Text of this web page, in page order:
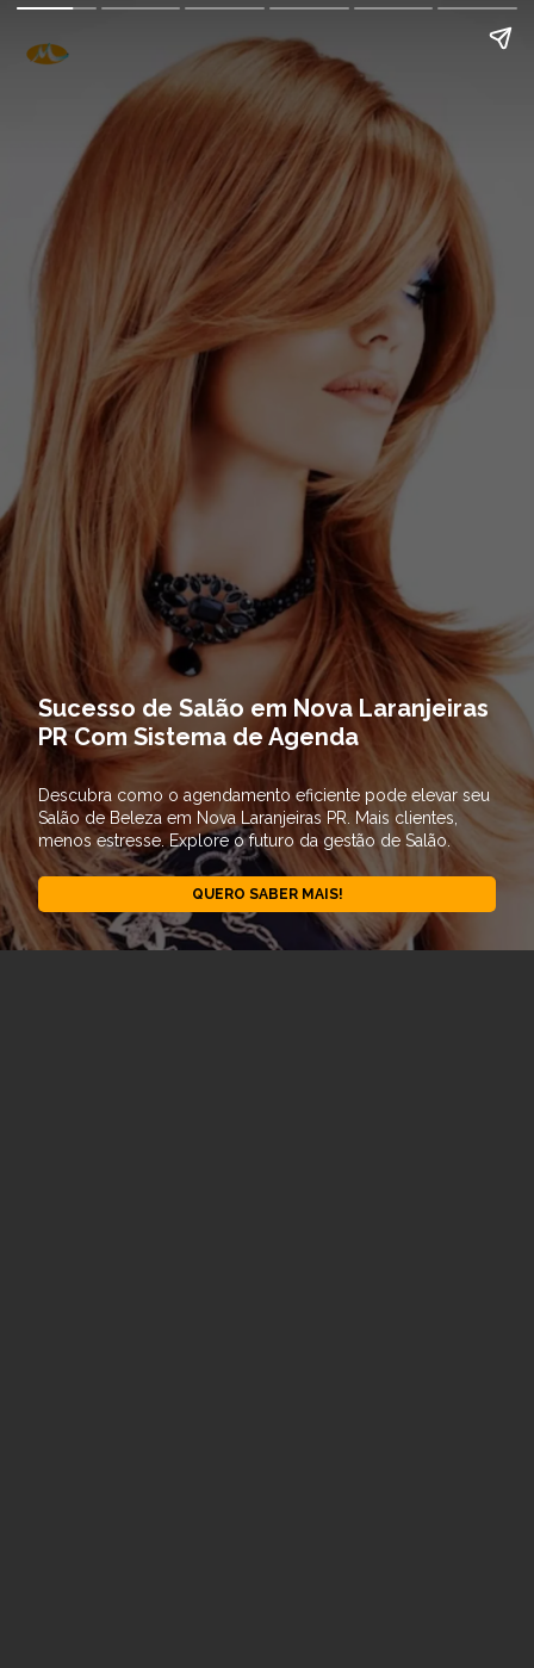
Sucesso de Salão em Nova Laranjeiras
PR Com Sistema de Agenda
Descubra como o agendamento eficiente pode elevar seu
Salão de Beleza em Nova Laranjeiras PR. Mais clientes,
menos estresse. Explore o futuro da gestão de Salão.
QUERO SABER MAIS!